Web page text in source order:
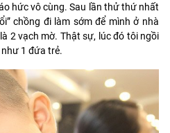
hức vô cùng. Sau lần thử thứ nhất
chồng đi làm sớm để mình ở nhà
2 vạch mờ. Thật sự, lúc đó tôi ngồi
1 đứa trẻ.